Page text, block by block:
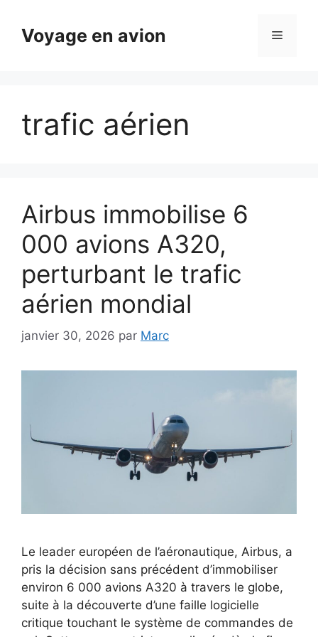
contenuVoyage en avion Menu
trafic aérien
Airbus immobilise 6
000 avions A320,
perturbant le trafic
aérien mondial
janvier 30, 2026 par Marc
Le leader européen de l’aéronautique, Airbus, a
pris la décision sans précédent d’immobiliser
environ 6 000 avions A320 à travers le globe,
suite à la découverte d’une faille logicielle
critique touchant le système de commandes de